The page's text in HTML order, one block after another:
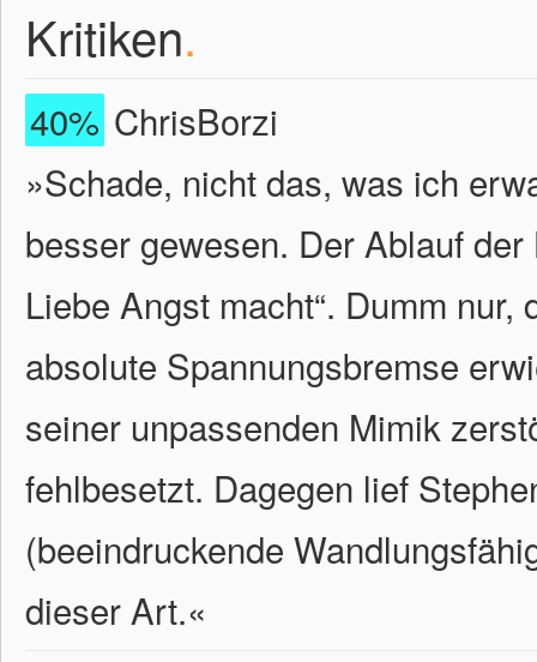
Kritiken.
40% ChrisBorzi
»Schade, nicht das, was ich
besser gewesen. Der Ablauf
Liebe Angst macht“. Dumm
absolute Spannungsbremse
seiner unpassenden Mimik
fehlbesetzt. Dagegen lief
(beeindruckende
dieser Art.«